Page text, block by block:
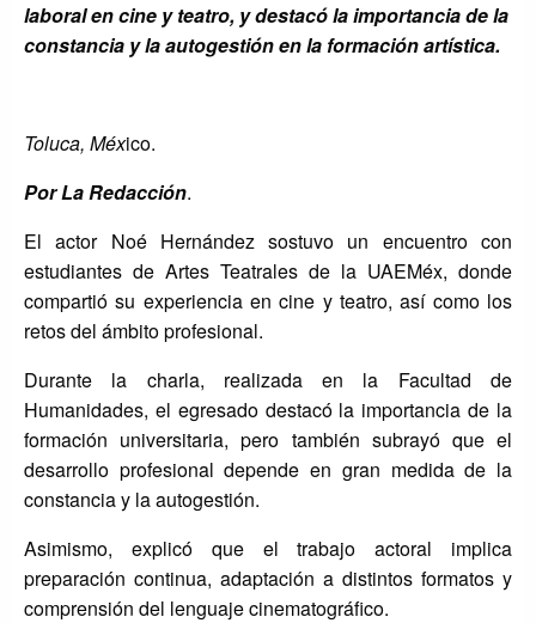
laboral en cine y teatro, y destacó la importancia de la
constancia y la autogestión en la formación artística.
Toluca, México.
Por La Redacción.
El actor Noé Hernández sostuvo un encuentro con
estudiantes de Artes Teatrales de la UAEMéx, donde
compartió su experiencia en cine y teatro, así como los
retos del ámbito profesional.
Durante la charla, realizada en la Facultad de
Humanidades, el egresado destacó la importancia de la
formación universitaria, pero también subrayó que el
desarrollo profesional depende en gran medida de la
constancia y la autogestión.
Asimismo, explicó que el trabajo actoral implica
preparación continua, adaptación a distintos formatos y
comprensión del lenguaje cinematográfico.